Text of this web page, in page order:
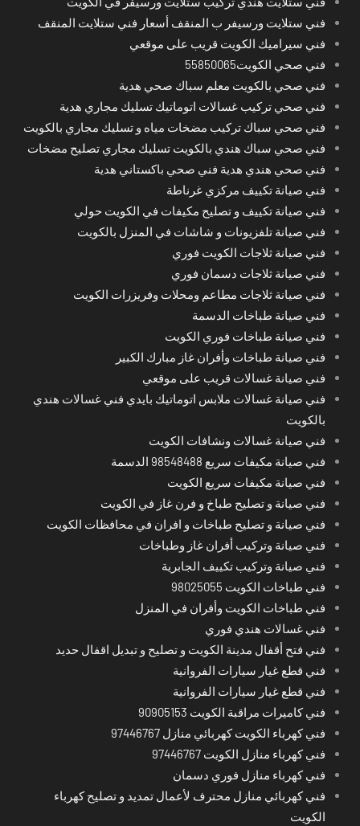
فني ستلايت ورسيفر ب المنقف أسعار فني ستلايت المنقف
فني سيراميك الكويت قريب على موقعي
فني صحي الكويت55850065
فني صحي بالكويت معلم سباك صحي هدية
فني صحي تركيب غسالات اتوماتيك تسليك مجاري هدية
فني صحي سباك تركيب مضخات مياه و تسليك مجاري بالكويت
فني صحي سباك هندي بالكويت تسليك مجاري تصليح مضخات
فني صحي هندي هدية فني صحي باكستاني هدية
فني صيانة تكييف مركزي غرناطة
فني صيانة تكييف و تصليح مكيفات في الكويت حولي
فني صيانة تلفزيونات و شاشات في المنزل بالكويت
فني صيانة ثلاجات الكويت فوري
فني صيانة ثلاجات دسمان فوري
فني صيانة ثلاجات مطاعم ومحلات وفريزرات الكويت
فني صيانة طباخات الدسمة
فني صيانة طباخات فوري الكويت
فني صيانة طباخات وأفران غاز مبارك الكبير
فني صيانة غسالات قريب على موقعي
فني صيانة غسالات ملابس اتوماتيك بايدي فني غسالات هندي
بالكويت
فني صيانة غسالات ونشافات الكويت
فني صيانة مكيفات سريع 98548488 الدسمة
فني صيانة مكيفات سريع الكويت
فني صيانة و تصليح طباخ و فرن غاز في الكويت
فني صيانة و تصليح طباخات و افران في محافظات الكويت
فني صيانة وتركيب أفران غاز وطباخات
فني صيانة وتركيب تكييف الجابرية
فني طباخات الكويت 98025055
فني طباخات الكويت وأفران في المنزل
فني غسالات هندي فوري
فني فتح أقفال مدينة الكويت و تصليح و تبديل اقفال حديد
فني قطع غيار سيارات الفروانية
فني قطع غيار سيارات الفروانية
فني كاميرات مراقبة الكويت 90905153
فني كهرباء الكويت كهربائي منازل 97446767
فني كهرباء منازل الكويت 97446767
فني كهرباء منازل فوري دسمان
فني كهربائي منازل محترف لأعمال تمديد و تصليح كهرباء
الكويت